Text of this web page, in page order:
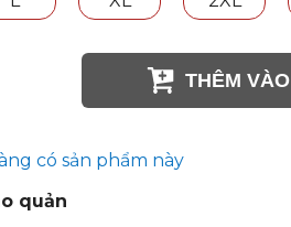
THÊM
có sản phẩm này
quản